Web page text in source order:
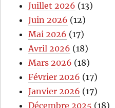
Juillet 2026 (13)
Juin 2026 (12)
Mai 2026 (17)
Avril 2026 (18)
Mars 2026 (18)
Février 2026 (17)
Janvier 2026 (17)
Décembre 2025 (18)